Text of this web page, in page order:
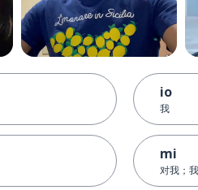
io
我
mi
对我；